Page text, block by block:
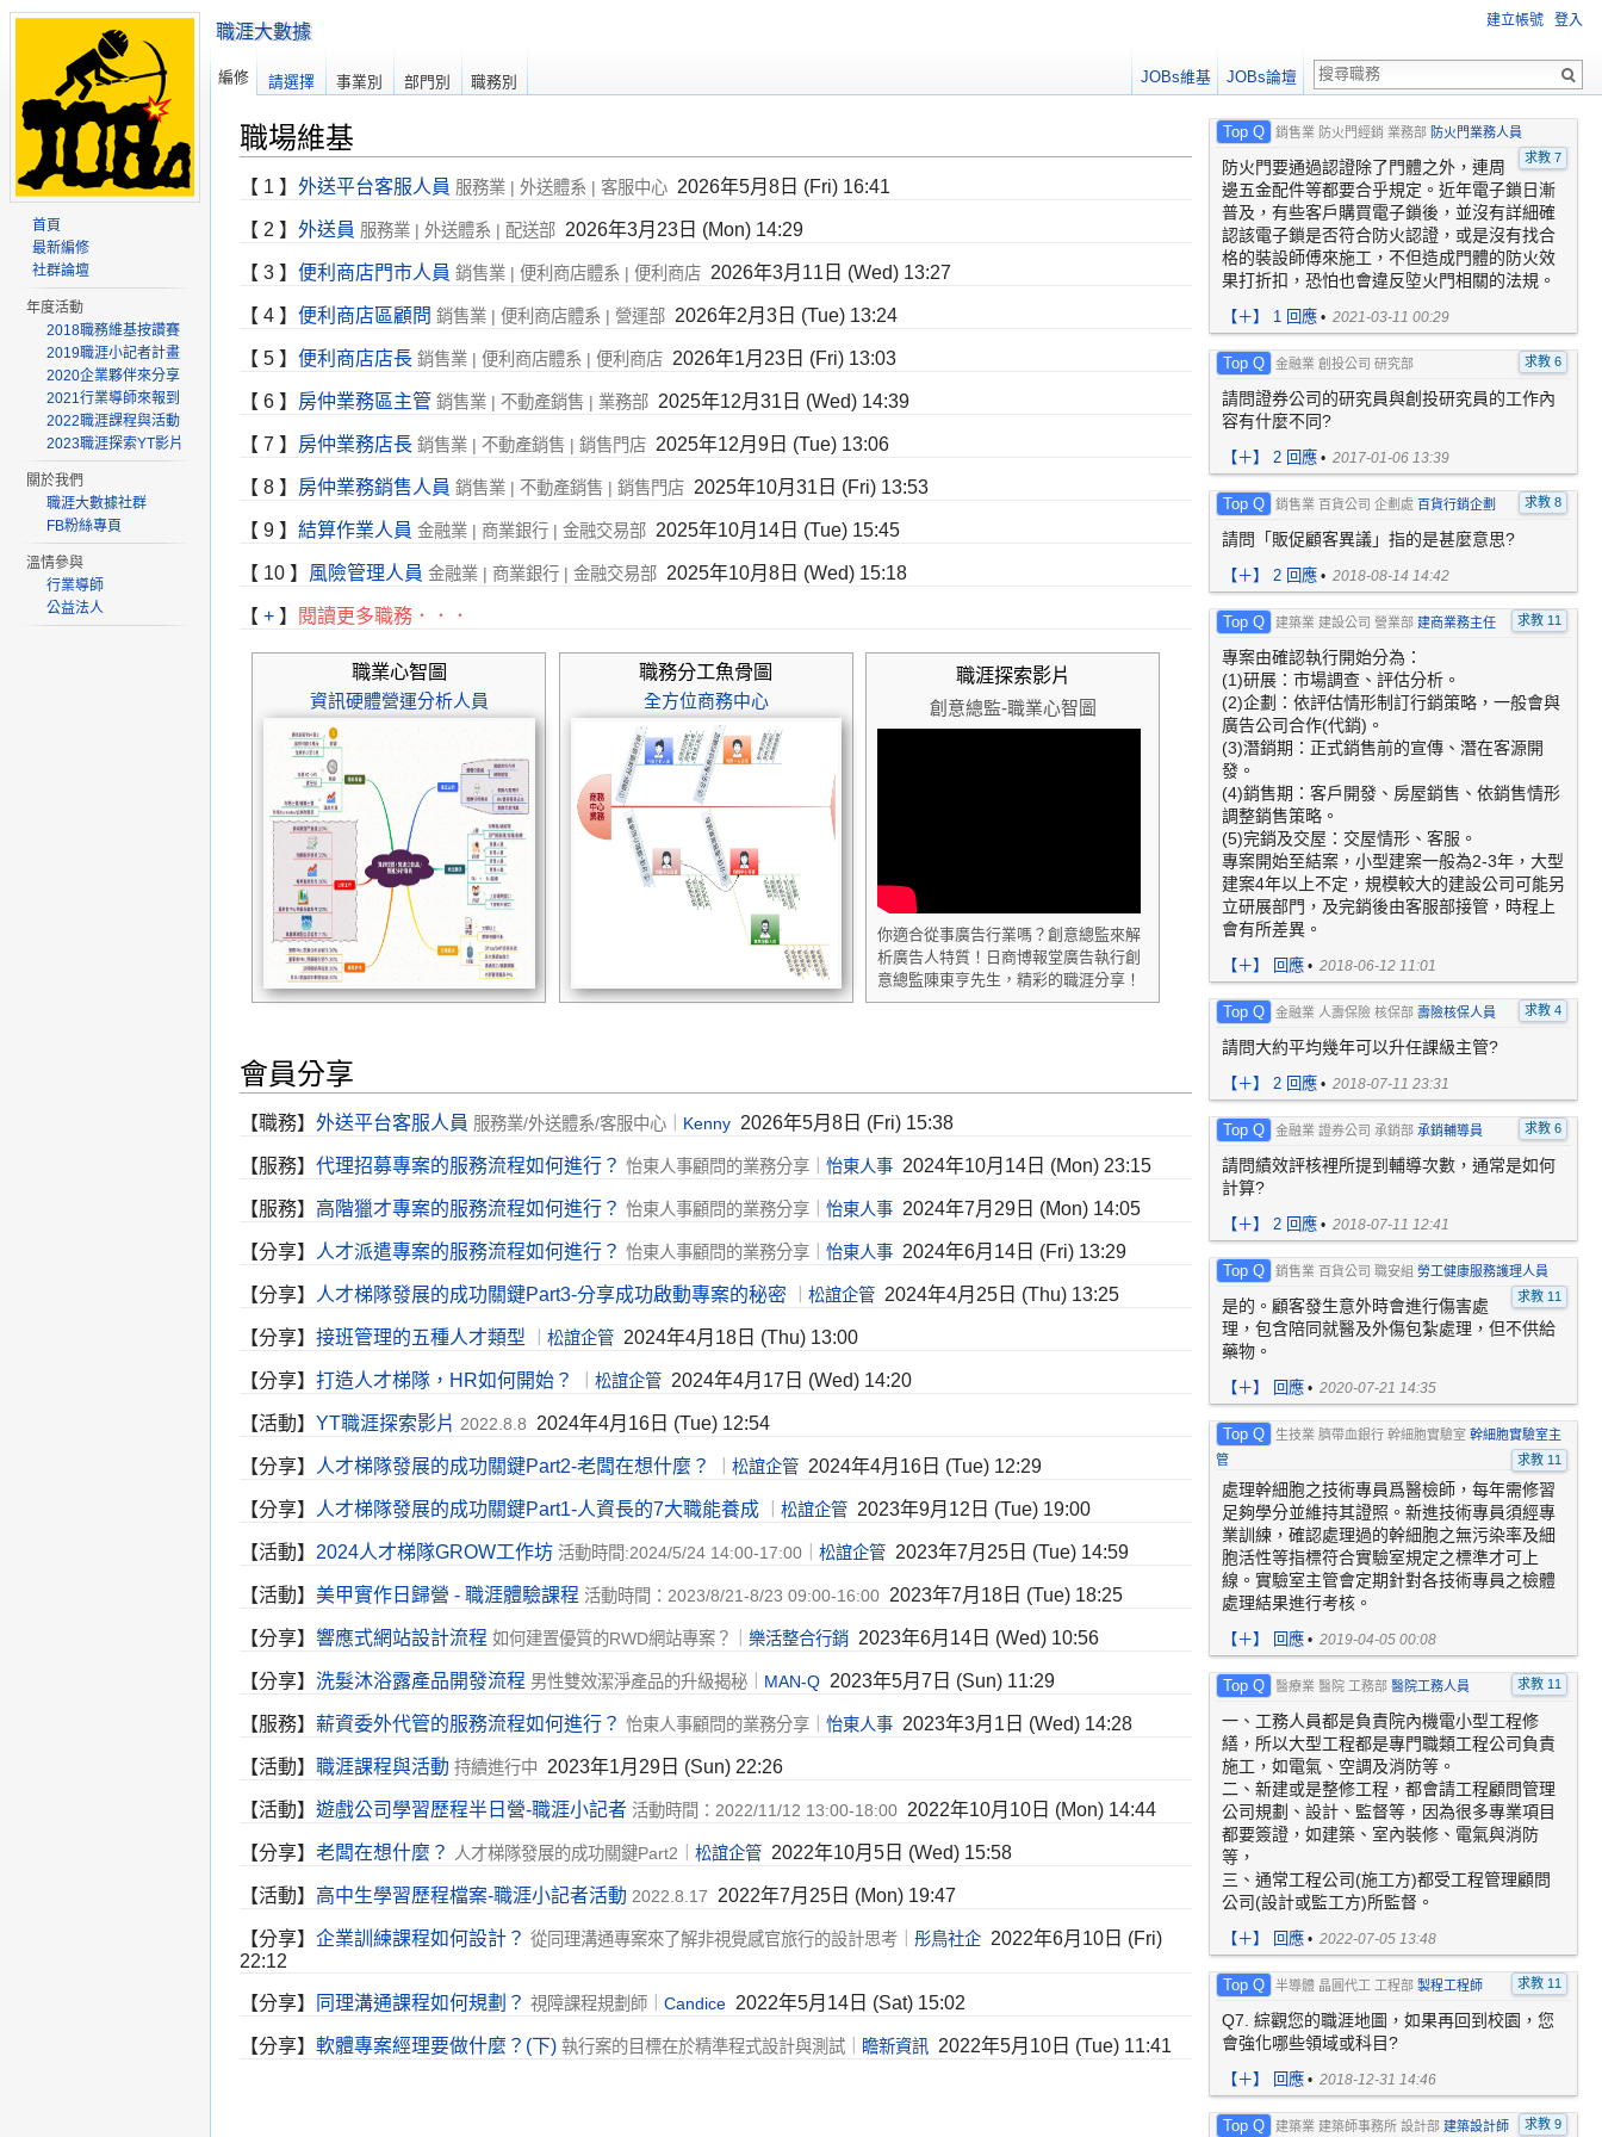
職場維基
【 1 】 外送平台客服人員 服務業 | 外送體系 | 客服中心 2026年5月8日 (Fri) 16:41
【 2 】 外送員 服務業 | 外送體系 | 配送部 2026年3月23日 (Mon) 14:29
【 3 】 便利商店門市人員 銷售業 | 便利商店體系 | 便利商店 2026年3月11日 (Wed) 13:27
【 4 】 便利商店區顧問 銷售業 | 便利商店體系 | 營運部 2026年2月3日 (Tue) 13:24
【 5 】 便利商店店長 銷售業 | 便利商店體系 | 便利商店 2026年1月23日 (Fri) 13:03
【 6 】 房仲業務區主管 銷售業 | 不動產銷售 | 業務部 2025年12月31日 (Wed) 14:39
【 7 】 房仲業務店長 銷售業 | 不動產銷售 | 銷售門店 2025年12月9日 (Tue) 13:06
【 8 】 房仲業務銷售人員 銷售業 | 不動產銷售 | 銷售門店 2025年10月31日 (Fri) 13:53
【 9 】 結算作業人員 金融業 | 商業銀行 | 金融交易部 2025年10月14日 (Tue) 15:45
【 10 】 風險管理人員 金融業 | 商業銀行 | 金融交易部 2025年10月8日 (Wed) 15:18
【 + 】 閱讀更多職務 ．．．
職業心智圖
資訊硬體營運分析人員
職務分工魚骨圖
全方位商務中心
職涯探索影片
創意總監-職業心智圖
你適合從事廣告行業嗎？創意總監來解
析廣告人特質！日商博報堂廣告執行創
意總監陳東亨先生，精彩的職涯分享！
會員分享
【職務】 外送平台客服人員 服務業/外送體系/客服中心｜ Kenny 2026年5月8日 (Fri) 15:38
【服務】 代理招募專案的服務流程如何進行？ 怡東人事顧問的業務分享｜ 怡東人事 2024年10月14日 (Mon) 23:15
【服務】 高階獵才專案的服務流程如何進行？ 怡東人事顧問的業務分享｜ 怡東人事 2024年7月29日 (Mon) 14:05
【分享】 人才派遣專案的服務流程如何進行？ 怡東人事顧問的業務分享｜ 怡東人事 2024年6月14日 (Fri) 13:29
【分享】 人才梯隊發展的成功關鍵Part3-分享成功啟動專案的秘密 松誼企管 2024年4月25日 (Thu) 13:25
【分享】 接班管理的五種人才類型 松誼企管 2024年4月18日 (Thu) 13:00
【分享】 打造人才梯隊，HR如何開始？ 松誼企管 2024年4月17日 (Wed) 14:20
【活動】 YT職涯探索影片 2022.8.8 2024年4月16日 (Tue) 12:54
【分享】 人才梯隊發展的成功關鍵Part2-老闆在想什麼？ 松誼企管 2024年4月16日 (Tue) 12:29
【分享】 人才梯隊發展的成功關鍵Part1-人資長的7大職能養成 松誼企管 2023年9月12日 (Tue) 19:00
【活動】 2024人才梯隊GROW工作坊 活動時間:2024/5/24 14:00-17:00｜ 松誼企管 2023年7月25日 (Tue) 14:59
【活動】 美甲實作日歸營 - 職涯體驗課程 活動時間：2023/8/21-8/23 09:00-16:00 2023年7月18日 (Tue) 18:25
【分享】 響應式網站設計流程 如何建置優質的RWD網站專案？｜ 樂活整合行銷 2023年6月14日 (Wed) 10:56
【分享】 洗髮沐浴露產品開發流程 男性雙效潔淨產品的升級揭秘｜ MAN-Q 2023年5月7日 (Sun) 11:29
【服務】 薪資委外代管的服務流程如何進行？ 怡東人事顧問的業務分享｜ 怡東人事 2023年3月1日 (Wed) 14:28
【活動】 職涯課程與活動 持續進行中 2023年1月29日 (Sun) 22:26
【活動】 遊戲公司學習歷程半日營-職涯小記者 活動時間：2022/11/12 13:00-18:00 2022年10月10日 (Mon) 14:44
【分享】 老闆在想什麼？ 人才梯隊發展的成功關鍵Part2｜ 松誼企管 2022年10月5日 (Wed) 15:58
【活動】 高中生學習歷程檔案-職涯小記者活動 2022.8.17 2022年7月25日 (Mon) 19:47
【分享】 企業訓練課程如何設計？ 從同理溝通專案來了解非視覺感官旅行的設計思考｜ 彤鳥社企 2022年6月10日 (Fri)
22:12
【分享】 同理溝通課程如何規劃？ 視障課程規劃師｜ Candice 2022年5月14日 (Sat) 15:02
【分享】 軟體專案經理要做什麼？(下) 執行案的目標在於精準程式設計與測試｜ 瞻新資訊 2022年5月10日 (Tue) 11:41
Top Q 銷售業 防火門經銷 業務部 防火門業務人員
求教 7
防火門要通過認證除了門體之外，連周
邊五金配件等都要合乎規定。近年電子鎖日漸
普及，有些客戶購買電子鎖後，並沒有詳細確
認該電子鎖是否符合防火認證，或是沒有找合
格的裝設師傅來施工，不但造成門體的防火效
果打折扣，恐怕也會違反埅火門相關的法規。
【＋】 1 回應• 2021-03-11 00:29
Top Q 金融業 創投公司 研究部 求教 6
請問證券公司的研究員與創投研究員的工作內
容有什麼不同?
【＋】 2 回應• 2017-01-06 13:39
Top Q 銷售業 百貨公司 企劃處 百貨行銷企劃 求教 8
請問「販促顧客異議」指的是甚麼意思?
【＋】 2 回應• 2018-08-14 14:42
Top Q 建築業 建設公司 營業部 建商業務主任 求教 11
專案由確認執行開始分為：
(1)研展：市場調查、評估分析。
(2)企劃：依評估情形制訂行銷策略，一般會與
廣告公司合作(代銷)。
(3)潛銷期：正式銷售前的宣傳、潛在客源開
發。
(4)銷售期：客戶開發、房屋銷售、依銷售情形
調整銷售策略。
(5)完銷及交屋：交屋情形、客服。
專案開始至結案，小型建案一般為2-3年，大型
建案4年以上不定，規模較大的建設公司可能另
立研展部門，及完銷後由客服部接管，時程上
會有所差異。
【＋】 回應• 2018-06-12 11:01
Top Q 金融業 人壽保險 核保部 壽險核保人員 求教 4
請問大約平均幾年可以升任課級主管?
【＋】 2 回應• 2018-07-11 23:31
Top Q 金融業 證券公司 承銷部 承銷輔導員 求教 6
請問績效評核裡所提到輔導次數，通常是如何
計算?
【＋】 2 回應• 2018-07-11 12:41
Top Q 銷售業 百貨公司 職安組 勞工健康服務護理人員
求教 11
是的。顧客發生意外時會進行傷害處
理，包含陪同就醫及外傷包紮處理，但不供給
藥物。
【＋】 回應• 2020-07-21 14:35
Top Q 生技業 臍帶血銀行 幹細胞實驗室 幹細胞實驗室主
管
求教 11
處理幹細胞之技術專員爲醫檢師，每年需修習
足夠學分並維持其證照。新進技術專員須經專
業訓練，確認處理過的幹細胞之無污染率及細
胞活性等指標符合實驗室規定之標準才可上
線。實驗室主管會定期針對各技術專員之檢體
處理結果進行考核。
【＋】 回應• 2019-04-05 00:08
Top Q 醫療業 醫院 工務部 醫院工務人員 求教 11
一、工務人員都是負責院內機電小型工程修
繕，所以大型工程都是專門職類工程公司負責
施工，如電氣、空調及消防等。
二、新建或是整修工程，都會請工程顧問管理
公司規劃、設計、監督等，因為很多專業項目
都要簽證，如建築、室內裝修、電氣與消防
等，
三、通常工程公司(施工方)都受工程管理顧問
公司(設計或監工方)所監督。
【＋】 回應• 2022-07-05 13:48
Top Q 半導體 晶圓代工 工程部 製程工程師 求教 11
Q7. 綜觀您的職涯地圖，如果再回到校園，您
會強化哪些領域或科目?
【＋】 回應• 2018-12-31 14:46
Top Q 建築業 建築師事務所 設計部 建築設計師 求教 9
職涯大數據
編修 請選擇 事業別 部門別 職務別 JOBs維基 JOBs論壇
建立帳號 登入
首頁
最新編修
社群論壇
年度活動
2018職務維基按讚賽
2019職涯小記者計畫
2020企業夥伴來分享
2021行業導師來報到
2022職涯課程與活動
2023職涯探索YT影片
關於我們
職涯大數據社群
FB粉絲專頁
溫情參與
行業導師
公益法人